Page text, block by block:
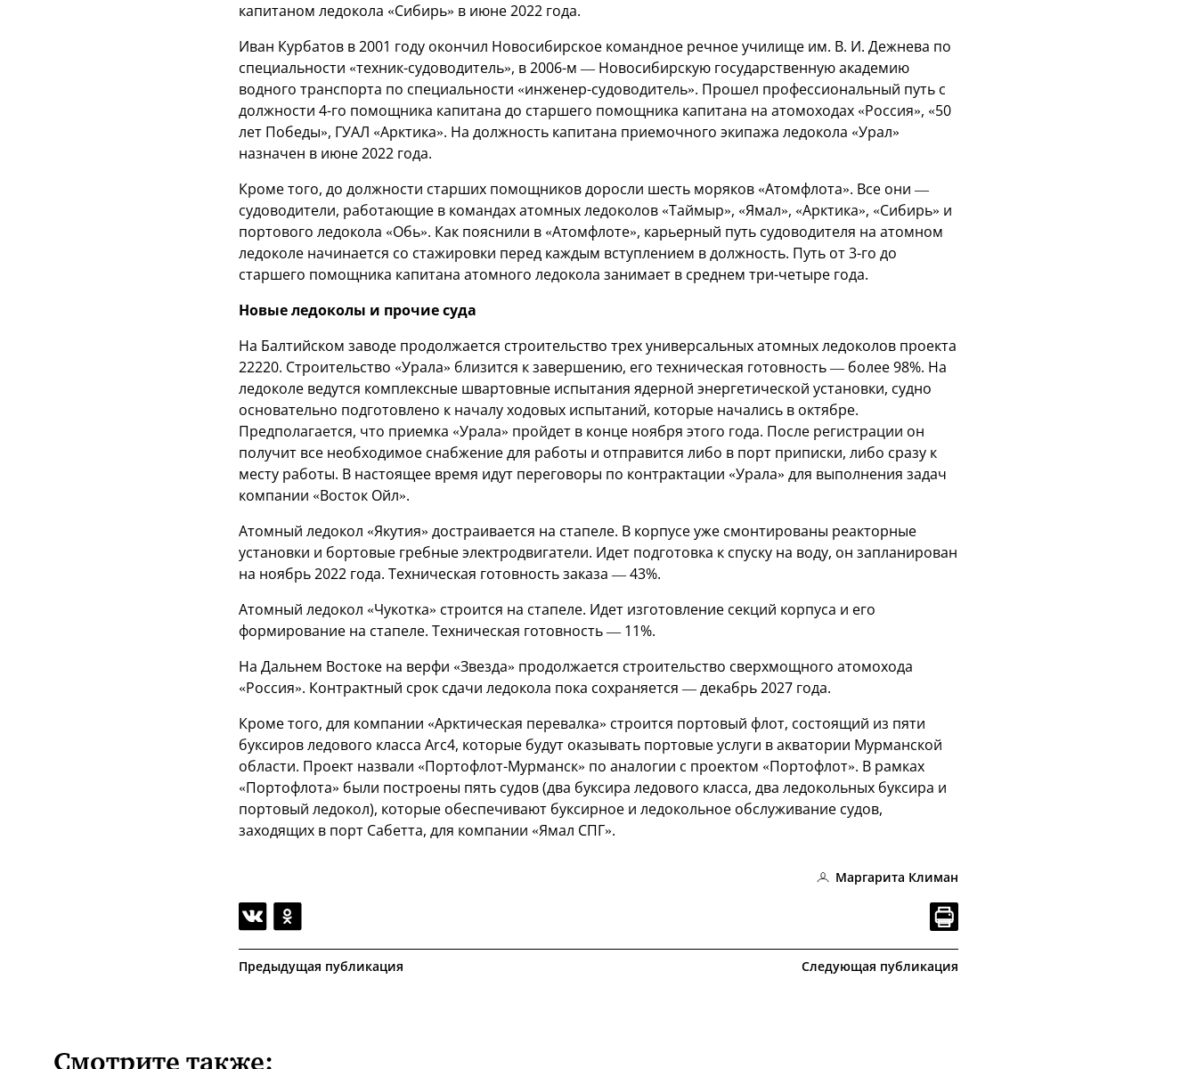
капитаном ледокола «Сибирь» в июне 2022 года.
Иван Курбатов в 2001 году окончил Новосибирское командное речное училище им. В. И. Дежнева по
специальности «техник-судоводитель», в 2006-м — Новосибирскую государственную академию
водного транспорта по специальности «инженер-судоводитель». Прошел профессиональный путь с
должности 4-го помощника капитана до старшего помощника капитана на атомоходах «Россия», «50
лет Победы», ГУАЛ «Арктика». На должность капитана приемочного экипажа ледокола «Урал»
назначен в июне 2022 года.
Кроме того, до должности старших помощников доросли шесть моряков «Атомфлота». Все они —
судоводители, работающие в командах атомных ледоколов «Таймыр», «Ямал», «Арктика», «Сибирь» и
портового ледокола «Обь». Как пояснили в «Атомфлоте», карьерный путь судоводителя на атомном
ледоколе начинается со стажировки перед каждым вступлением в должность. Путь от 3-го до
старшего помощника капитана атомного ледокола занимает в среднем три-четыре года.
Новые ледоколы и прочие суда
На Балтийском заводе продолжается строительство трех универсальных атомных ледоколов проекта
22220. Строительство «Урала» близится к завершению, его техническая готовность — более 98%. На
ледоколе ведутся комплексные швартовные испытания ядерной энергетической установки, судно
основательно подготовлено к началу ходовых испытаний, которые начались в октябре.
Предполагается, что приемка «Урала» пройдет в конце ноября этого года. После регистрации он
получит все необходимое снабжение для работы и отправится либо в порт приписки, либо сразу к
месту работы. В настоящее время идут переговоры по контрактации «Урала» для выполнения задач
компании «Восток Ойл».
Атомный ледокол «Якутия» достраивается на стапеле. В корпусе уже смонтированы реакторные
установки и бортовые гребные электродвигатели. Идет подготовка к спуску на воду, он запланирован
на ноябрь 2022 года. Техническая готовность заказа — 43%.
Атомный ледокол «Чукотка» строится на стапеле. Идет изготовление секций корпуса и его
формирование на стапеле. Техническая готовность — 11%.
На Дальнем Востоке на верфи «Звезда» продолжается строительство сверхмощного атомохода
«Россия». Контрактный срок сдачи ледокола пока сохраняется — декабрь 2027 года.
Кроме того, для компании «Арктическая перевалка» строится портовый флот, состоящий из пяти
буксиров ледового класса Arc4, которые будут оказывать портовые услуги в акватории Мурманской
области. Проект назвали «Портофлот-Мурманск» по аналогии с проектом «Портофлот». В рамках
«Портофлота» были построены пять судов (два буксира ледового класса, два ледокольных буксира и
портовый ледокол), которые обеспечивают буксирное и ледокольное обслуживание судов,
заходящих в порт Сабетта, для компании «Ямал СПГ».
Маргарита Климан
Предыдущая публикация Следующая публикация